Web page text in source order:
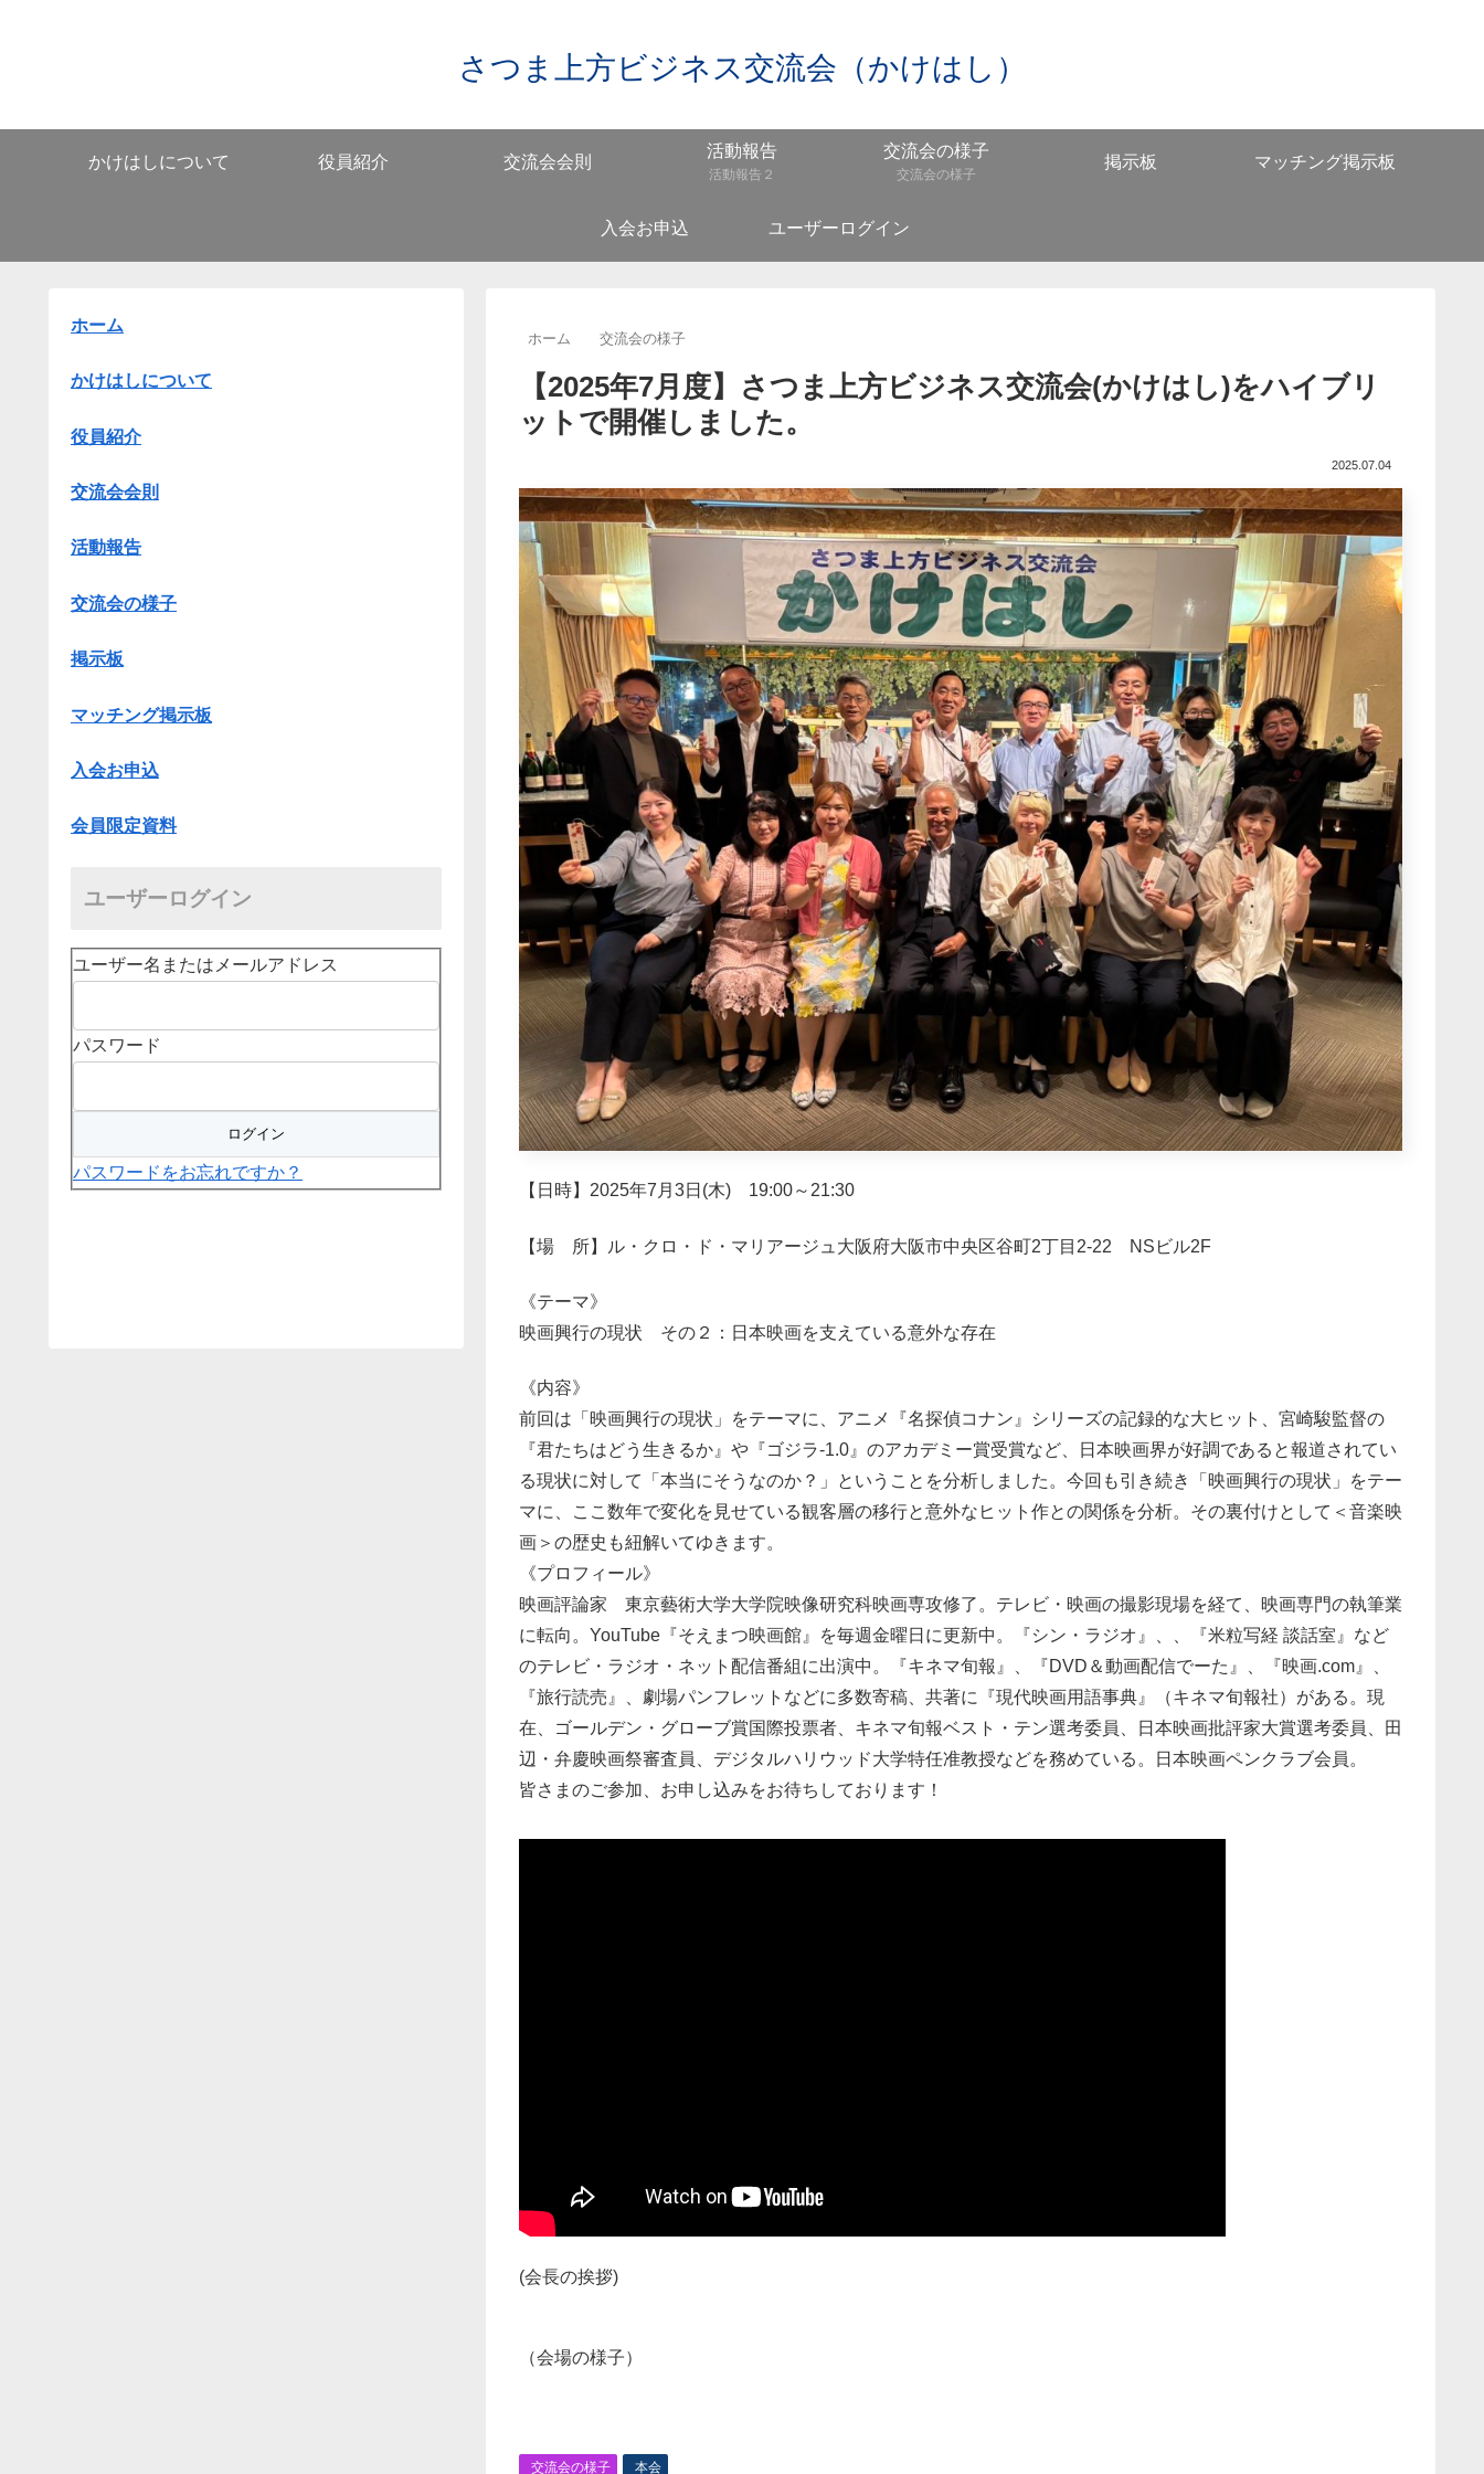
さつま上方ビジネス交流会（かけはし）
かけはしについて 役員紹介 交流会会則
活動報告
活動報告２
交流会の様子
交流会の様子
掲示板 マッチング掲示板
入会お申込 ユーザーログイン
ホーム 交流会の様子
【2025年7月度】さつま上方ビジネス交流会(かけはし)をハイブリ
ットで開催しました。
2025.07.04
【日時】2025年7月3日(木) 19:00～21:30
【場 所】ル・クロ・ド・マリアージュ大阪府大阪市中央区谷町2丁目2-22 NSビル2F
《テーマ》
映画興行の現状 その２：日本映画を支えている意外な存在
《内容》
前回は「映画興行の現状」をテーマに、アニメ『名探偵コナン』シリーズの記録的な大ヒット、宮崎駿監督の
『君たちはどう生きるか』や『ゴジラ-1.0』のアカデミー賞受賞など、日本映画界が好調であると報道されてい
る現状に対して「本当にそうなのか？」ということを分析しました。今回も引き続き「映画興行の現状」をテー
マに、ここ数年で変化を見せている観客層の移行と意外なヒット作との関係を分析。その裏付けとして＜音楽映
画＞の歴史も紐解いてゆきます。
《プロフィール》
映画評論家 東京藝術大学大学院映像研究科映画専攻修了。テレビ・映画の撮影現場を経て、映画専門の執筆業
に転向。YouTube『そえまつ映画館』を毎週金曜日に更新中。『シン・ラジオ』、、『米粒写経 談話室』など
のテレビ・ラジオ・ネット配信番組に出演中。『キネマ旬報』、『DVD＆動画配信でーた』、『映画.com』、
『旅行読売』、劇場パンフレットなどに多数寄稿、共著に『現代映画用語事典』（キネマ旬報社）がある。現
在、ゴールデン・グローブ賞国際投票者、キネマ旬報ベスト・テン選考委員、日本映画批評家大賞選考委員、田
辺・弁慶映画祭審査員、デジタルハリウッド大学特任准教授などを務めている。日本映画ペンクラブ会員。
皆さまのご参加、お申し込みをお待ちしております！
(会長の挨拶)
（会場の様子）
交流会の様子 本会
ホーム
かけはしについて
役員紹介
交流会会則
活動報告
交流会の様子
掲示板
マッチング掲示板
入会お申込
会員限定資料
ユーザーログイン
ユーザー名またはメールアドレス
パスワード
パスワードをお忘れですか？